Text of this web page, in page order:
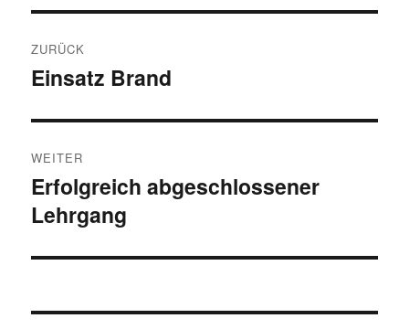
ZURÜCK
Vorheriger
Einsatz Brand
WEITER
Nächster
Beitrag:
Erfolgreich abgeschlossener
Lehrgang